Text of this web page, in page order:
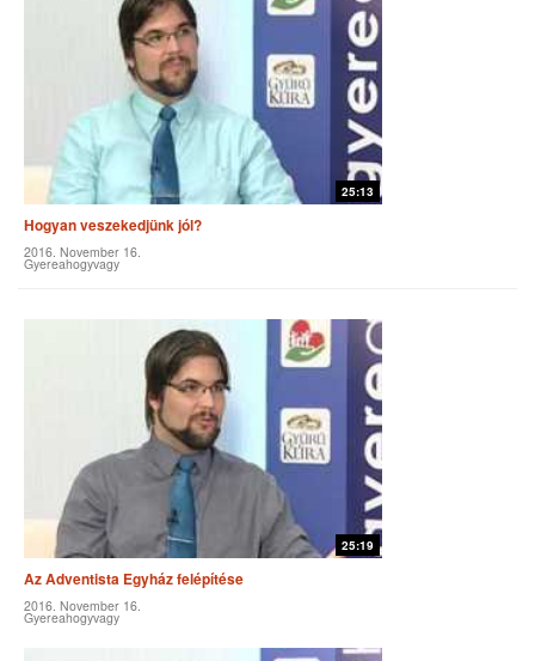
25:13
Hogyan veszekedjünk jól?
2016. November 16.
Gyereahogyvagy
25:19
Az Adventista Egyház felépítése
2016. November 16.
Gyereahogyvagy